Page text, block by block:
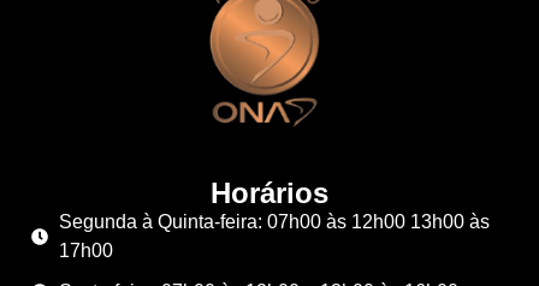
Horários
Segunda à Quinta-feira: 07h00 às 12h00 13h00 às
17h00